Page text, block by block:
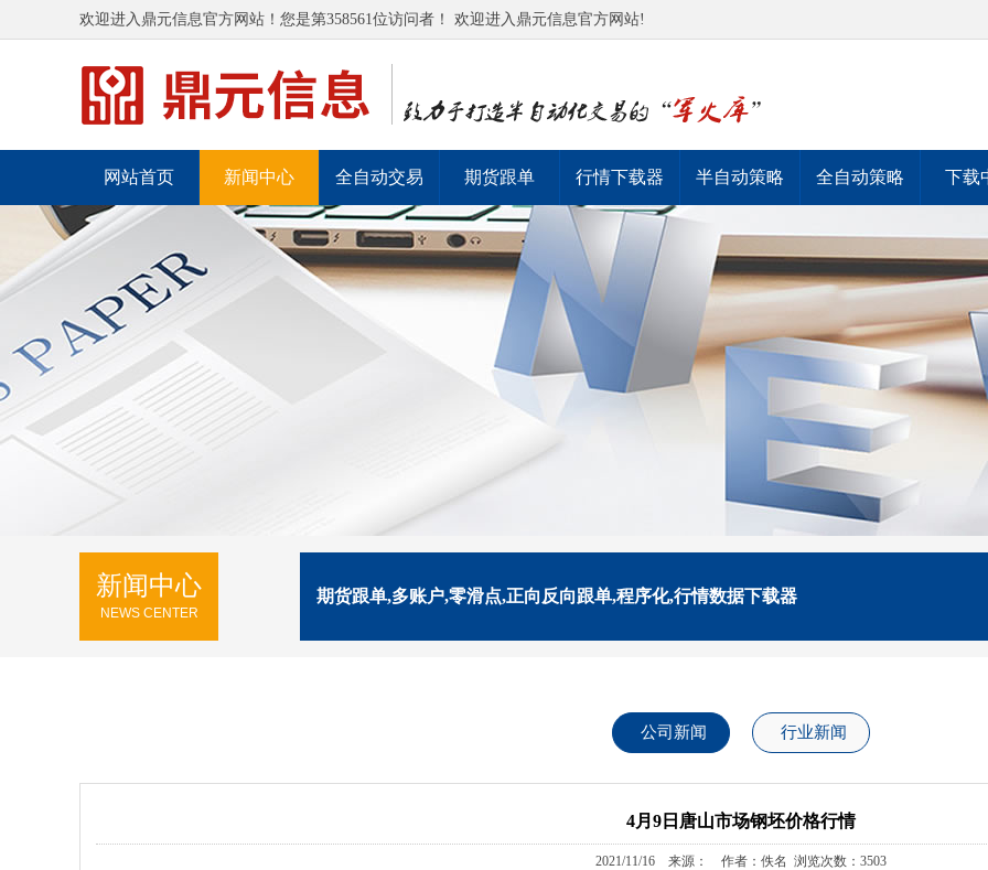
欢迎进入鼎元信息官方网站！您是第358561位访问者！ 欢迎进入鼎元信息官方网站!
网站首页 新闻中心 全自动交易 期货跟单 行情下载器 半自动策略 全自动策略 下载
新闻中心
NEWS CENTER
期货跟单,多账户,零滑点,正向反向跟单,程序化,行情数据下载器
公司新闻 行业新闻
4月9日唐山市场钢坯价格行情
2021/11/16 来源： 作者：佚名 浏览次数：3503